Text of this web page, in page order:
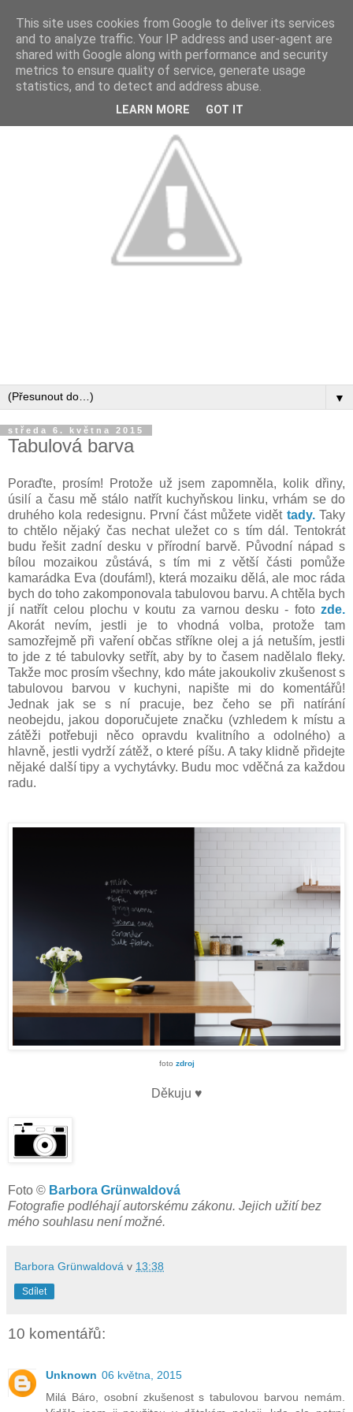
▼
středa 6. května 2015
Tabulová barva
Poraďte, prosím! Protože už jsem zapomněla, kolik dřiny,
úsilí a času mě stálo natřít kuchyňskou linku, vrhám se do
druhého kola redesignu. První část můžete viděttady.Taky
to chtělo nějaký čas nechat uležet co s tím dál. Tentokrát
budu řešit zadní desku v přírodní barvě. Původní nápad s
bílou mozaikou zůstává, s tím mi z větší části pomůže
kamarádka Eva (doufám!), která mozaiku dělá, ale moc ráda
bych do toho zakomponovala tabulovou barvu. A chtěla bych
jí natřít celou plochu v koutu za varnou desku - foto zde.
Akorát nevím, jestli je to vhodná volba, protože tam
samozřejmě při vaření občas stříkne olej a já netuším, jestli
to jde z té tabulovky setřít, aby by to časem nadělalo fleky.
Takže moc prosím všechny, kdo máte jakoukoliv zkušenost s
tabulovou barvou v kuchyni, napište mi do komentářů!
Jednak jak se s ní pracuje, bez čeho se při natírání
neobejdu, jakou doporučujete značku (vzhledem k místu a
zátěži potřebuji něco opravdu kvalitního a odolného) a
hlavně, jestli vydrží zátěž, o které píšu. A taky klidně přidejte
nějaké další tipy a vychytávky. Budu moc vděčná za každou
radu.
foto zdroj
Děkuju ♥
Foto © Barbora Grünwaldová
Fotografie podléhají autorskému zákonu. Jejich užití bez
mého souhlasu není možné.
Barbora Grünwaldová v 13:38
Sdílet
10 komentářů:
Unknown 06 května, 2015
Milá Báro, osobní zkušenost s tabulovou barvou nemám.
This site uses cookies from Google to deliver its services
and to analyze traffic. Your IP address and user-agent are
shared with Google along with performance and security
metrics to ensure quality of service, generate usage
statistics, and to detect and address abuse.
LEARN MORE GOT IT